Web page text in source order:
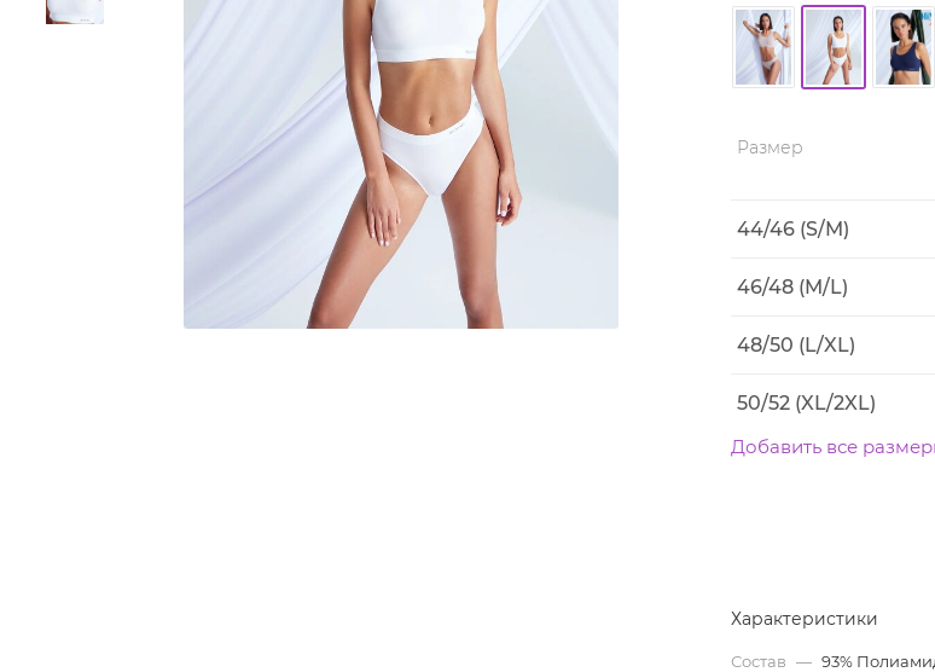
Размер
44/46 (S/M)
46/48 (M/L)
48/50 (L/XL)
50/52 (XL/2XL)
Добавить все
Характеристики
Состав — 93%